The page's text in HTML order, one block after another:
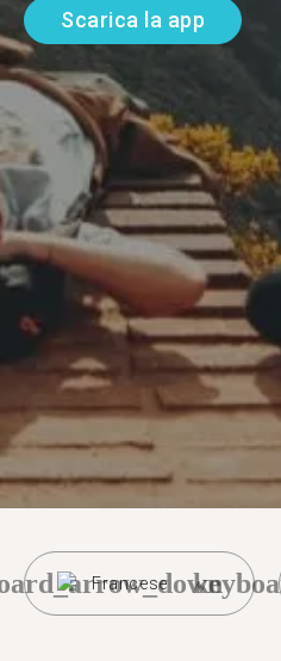
Scarica la app
Francese